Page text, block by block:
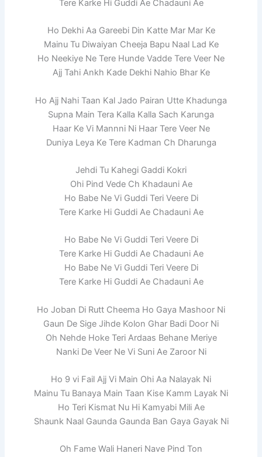
Tere Karke Hi Guddi Ae Chadauni Ae
Ho Dekhi Aa Gareebi Din Katte Mar Mar Ke
Mainu Tu Diwaiyan Cheeja Bapu Naal Lad Ke
Ho Neekiye Ne Tere Hunde Vadde Tere Veer Ne
Ajj Tahi Ankh Kade Dekhi Nahio Bhar Ke
Ho Ajj Nahi Taan Kal Jado Pairan Utte Khadunga
Supna Main Tera Kalla Kalla Sach Karunga
Haar Ke Vi Mannni Ni Haar Tere Veer Ne
Duniya Leya Ke Tere Kadman Ch Dharunga
Jehdi Tu Kahegi Gaddi Kokri
Ohi Pind Vede Ch Khadauni Ae
Ho Babe Ne Vi Guddi Teri Veere Di
Tere Karke Hi Guddi Ae Chadauni Ae
Ho Babe Ne Vi Guddi Teri Veere Di
Tere Karke Hi Guddi Ae Chadauni Ae
Ho Babe Ne Vi Guddi Teri Veere Di
Tere Karke Hi Guddi Ae Chadauni Ae
Ho Joban Di Rutt Cheema Ho Gaya Mashoor Ni
Gaun De Sige Jihde Kolon Ghar Badi Door Ni
Oh Nehde Hoke Teri Ardaas Behane Meriye
Nanki De Veer Ne Vi Suni Ae Zaroor Ni
Ho 9 vi Fail Ajj Vi Main Ohi Aa Nalayak Ni
Mainu Tu Banaya Main Taan Kise Kamm Layak Ni
Ho Teri Kismat Nu Hi Kamyabi Mili Ae
Shaunk Naal Gaunda Gaunda Ban Gaya Gayak Ni
Oh Fame Wali Haneri Nave Pind Ton